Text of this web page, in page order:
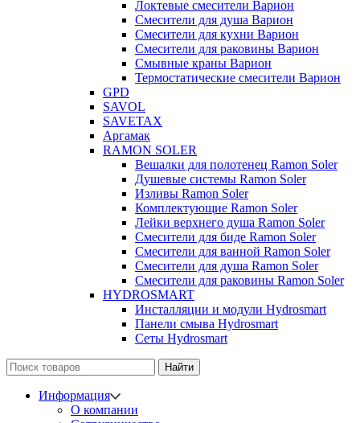
Локтевые смесители Варион
Смесители для душа Варион
Смесители для кухни Варион
Смесители для раковины Варион
Смывные краны Варион
Термостатические смесители Варион
GPD
SAVOL
SAVETAX
Аргамак
RAMON SOLER
Вешалки для полотенец Ramon Soler
Душевые системы Ramon Soler
Изливы Ramon Soler
Комплектующие Ramon Soler
Лейки верхнего душа Ramon Soler
Смесители для биде Ramon Soler
Смесители для ванной Ramon Soler
Смесители для душа Ramon Soler
Смесители для раковины Ramon Soler
HYDROSMART
Инсталляции и модули Hydrosmart
Панели смыва Hydrosmart
Сеты Hydrosmart
Найти
Информация
О компании